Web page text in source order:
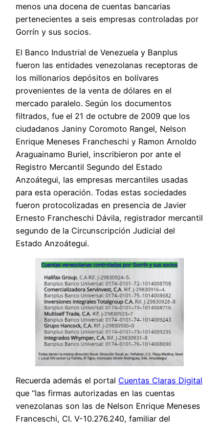
menos una docena de cuentas bancarias
pertenecientes a seis empresas controladas por
Gorrín y sus socios.
El Banco Industrial de Venezuela y Banplus
fueron las entidades venezolanas receptoras de
los millonarios depósitos en bolívares
provenientes de la venta de dólares en el
mercado paralelo. Según los documentos
filtrados, fue el 21 de octubre de 2009 que los
ciudadanos Janiny Coromoto Rangel, Nelson
Enrique Meneses Francheschi y Ramon Arnoldo
Araguainamo Buriel, inscribieron por ante el
Registro Mercantil Segundo del Estado
Anzoátegui, las empresas mercantiles usadas
para esta operación. Todas estas sociedades
fueron protocolizadas en presencia de Javier
Ernesto Francheschi Dávila, registrador mercantil
segundo de la Circunscripción Judicial del
Estado Anzoátegui.
Recuerda además el portal Cuentas Claras Digital
que “las firmas autorizadas en las cuentas
venezolanas son las de Nelson Enrique Meneses
Franceschi, CI. V-10.276.240, familiar del